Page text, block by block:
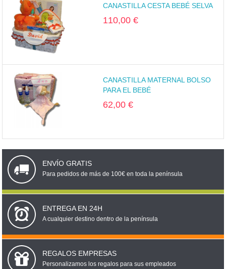
CANASTILLA CESTA BEBÉ SELVA
110,00 €
CANASTILLA MATERNAL BOLSO
PARA EL BEBÉ
62,00 €
ENVÍO GRATIS
Para pedidos de más de 100€ en toda la península
ENTREGA EN 24H
A cualquier destino dentro de la península
REGALOS EMPRESAS
Personalizamos los regalos para sus empleados